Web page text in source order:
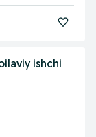
ishchi